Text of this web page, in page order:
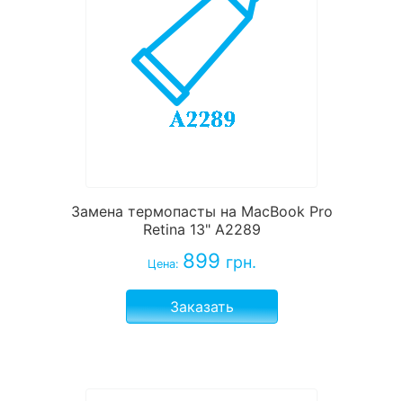
Замена термопасты на MacBook Pro
Retina 13" A2289
Цена: 899 грн.
Заказать